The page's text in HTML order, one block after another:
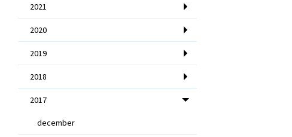
2021
2020
2019
2018
2017
december